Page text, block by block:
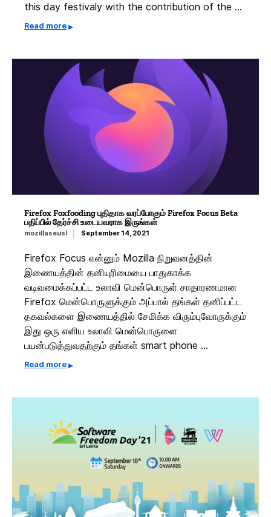
this day festivaly with the contribution of the …
Read more
Firefox Foxfooding புதிதாக வரப்போகும் Firefox Focus Beta
பதிப்பில் தேர்ச்சி உடையவராக இருங்கள்
mozillaseusl September 14, 2021
Firefox Focus என்னும் Mozilla நிறுவனத்தின்
இணையத்தின் தனியுரிமையை பாதுகாக்க
வடிவமைக்கப்பட்ட உலாவி மென்பொருள் சாதாரணமான
Firefox மென்பொருளுக்கும் அப்பால் தங்கள் தனிப்பட்ட
தகவல்களை இணையத்தில் சேமிக்க விரும்புவோருக்கும்
இது ஒரு எளிய உலாவி மென்பொருளை
பயன்படுத்துவதற்கும் தங்கள் smart phone …
Read more